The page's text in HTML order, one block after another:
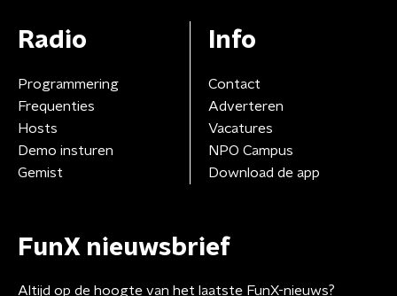
Radio
Programmering
Frequenties
Hosts
Demo insturen
Gemist
Info
Contact
Adverteren
Vacatures
NPO Campus
Download de app
FunX nieuwsbrief
Altijd op de hoogte van het laatste FunX-nieuws?